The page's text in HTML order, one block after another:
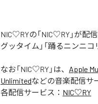
NIC♡RYの「NIC♡RY」が配
グッタイム」「踊るニンニ
なお「NIC♡RY 」は、 Apple
Unlimitedなどの音楽配信サ
各配信サービス： NIC♡RY